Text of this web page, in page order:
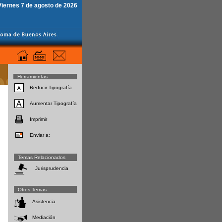
7 de agosto de 2026
Herramientas
Reducir Tipografía
Aumentar Tipografía
Imprimir
Enviar a:
Temas Relacionados
Jurisprudencia
Otros Temas
Asistencia
Mediación